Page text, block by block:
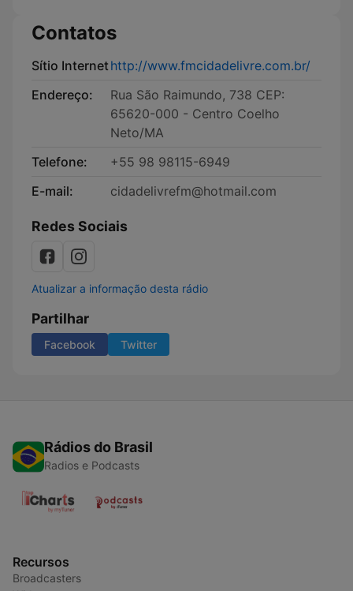
Contatos
Sítio Internethttp://www.fmcidadelivre.com.br/
Endereço:
Rua São Raimundo, 738 CEP:
65620-000 - Centro Coelho
Neto/MA
Telefone:
+55 98 98115-6949
E-mail:
cidadelivrefm@hotmail.com
Redes Sociais
Atualizar a informação desta rádio
Partilhar
Facebook Twitter
Rádios do Brasil
Radios e Podcasts
Recursos
Broadcasters